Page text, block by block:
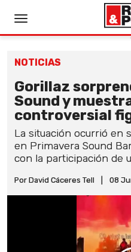
NOTICIAS
Gorillaz
Sound y
controversial
La situación ocurrió en
en Primavera Sound
con la participación de
Por David Cáceres Tell 08